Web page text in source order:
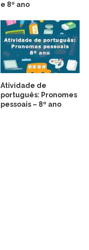
e 8º ano
Atividade de
português: Pronomes
pessoais – 8º ano